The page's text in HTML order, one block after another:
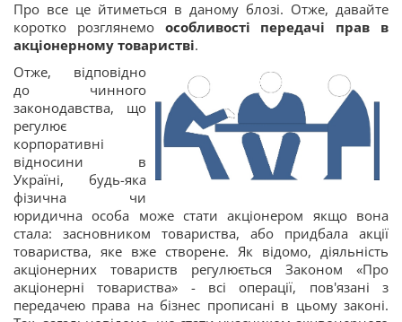
Про все це йтиметься в даному блозі. Отже, давайте
коротко розглянемо особливості передачі прав в
акціонерному товаристві.
Отже, відповідно
до чинного
законодавства, що
регулює
корпоративні
відносини в
Україні, будь-яка
фізична чи
юридична особа може стати акціонером якщо вона
стала: засновником товариства, або придбала акції
товариства, яке вже створене. Як відомо, діяльність
акціонерних товариств регулюється Законом «Про
акціонерні товариства» - всі операції, пов'язані з
передачею права на бізнес прописані в цьому законі.